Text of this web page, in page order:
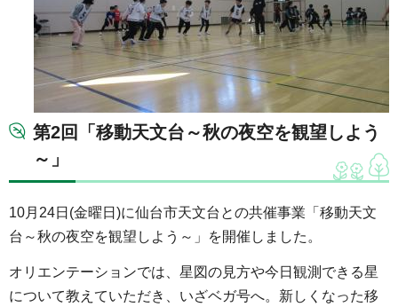
第2回「移動天文台～秋の夜空を観望しよう
～」
10月24日(金曜日)に仙台市天文台との共催事業「移動天文
台～秋の夜空を観望しよう～」を開催しました。
オリエンテーションでは、星図の見方や今日観測できる星
について教えていただき、いざベガ号へ。新しくなった移